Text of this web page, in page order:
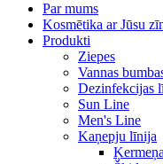
Par mums
Kosmētika ar Jūsu
Produkti
Ziepes
Vannas
Dezinfekcijas
Sun Line
Men's Line
Kaņepju līnija